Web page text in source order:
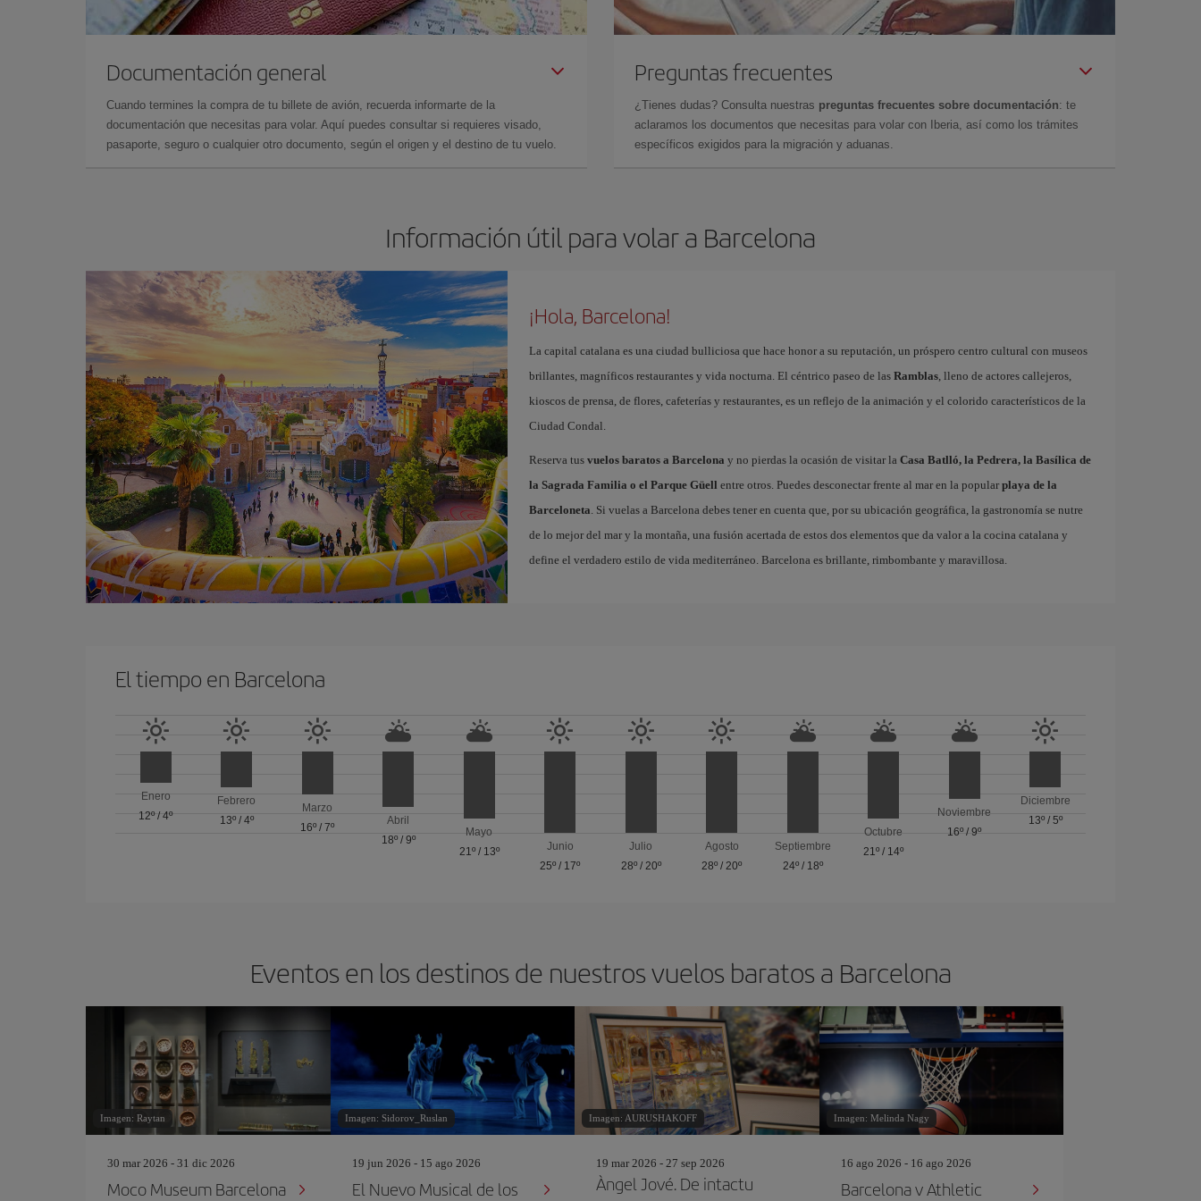
Documentación general
Cuando termines la compra de tu billete de avión, recuerda informarte de la
documentación que necesitas para volar. Aquí puedes consultar si requieres visado,
pasaporte, seguro o cualquier otro documento, según el origen y el destino de tu vuelo.
Preguntas frecuentes
¿Tienes dudas? Consulta nuestras preguntas frecuentes sobre documentación: te
aclaramos los documentos que necesitas para volar con Iberia, así como los trámites
específicos exigidos para la migración y aduanas.
Información útil para volar a Barcelona
¡Hola, Barcelona!
La capital catalana es una ciudad bulliciosa que hace honor a su reputación, un próspero centro cultural con museos
brillantes, magníficos restaurantes y vida nocturna. El céntrico paseo de las Ramblas, lleno de actores callejeros,
kioscos de prensa, de flores, cafeterías y restaurantes, es un reflejo de la animación y el colorido característicos de la
Ciudad Condal.
Reserva tus vuelos baratos a Barcelona y no pierdas la ocasión de visitar la Casa Batlló, la Pedrera, la Basílica de
la Sagrada Familia o el Parque Güell entre otros. Puedes desconectar frente al mar en la popular playa de la
Barceloneta. Si vuelas a Barcelona debes tener en cuenta que, por su ubicación geográfica, la gastronomía se nutre
de lo mejor del mar y la montaña, una fusión acertada de estos dos elementos que da valor a la cocina catalana y
define el verdadero estilo de vida mediterráneo. Barcelona es brillante, rimbombante y maravillosa.
El tiempo en Barcelona
Enero
12º/4º
Febrero
13º/ 4º
Marzo
16º /7º
Abril
18º/ 9º
Mayo
21º/ 13º
Junio
25º / 17º
Julio
28º/ 20º
Agosto
28º /20º
Septiembre
24º/ 18º
Octubre
21º / 14º
Noviembre
16º /9º
Diciembre
13º/ 5º
Eventos en los destinos de nuestros vuelos baratos a Barcelona
Imagen: Raytan
30 mar 2026 - 31 dic 2026
Moco Museum Barcelona
Imagen: Sidorov_Ruslan
19 jun 2026 - 15 ago 2026
El Nuevo Musical de los
Imagen: AURUSHAKOFF
19 mar 2026 - 27 sep 2026
Àngel Jové. De intactu
Imagen: Melinda Nagy
16 ago 2026 - 16 ago 2026
Barcelona v Athletic